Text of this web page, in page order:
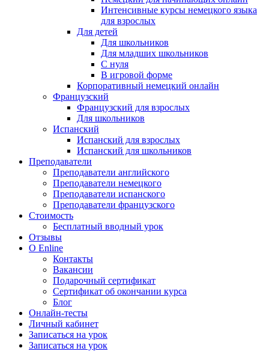
Интенсивные курсы немецкого языка
для взрослых
Для детей
Для школьников
Для младших школьников
С нуля
В игровой форме
Корпоративный немецкий онлайн
Французский
Французский для взрослых
Для школьников
Испанский
Испанский для взрослых
Испанский для школьников
Преподаватели
Преподаватели английского
Преподаватели немецкого
Преподаватели испанского
Преподаватели французского
Стоимость
Бесплатный вводный урок
Отзывы
О Enline
Контакты
Вакансии
Подарочный сертификат
Сертификат об окончании курса
Блог
Онлайн-тесты
Личный кабинет
Записаться на урок
Записаться на урок